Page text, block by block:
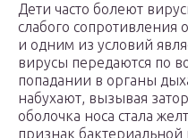
Дети часто болеют
слабого сопротивления
и одним из условий
вирусы передаются по
попадании в органы
набухают, вызывая
оболочка носа стала
признак